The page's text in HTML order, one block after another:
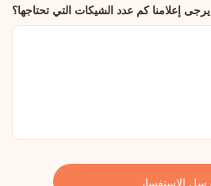
يرجى إعلامنا كم عدد الشيكات التي تحتاجها؟